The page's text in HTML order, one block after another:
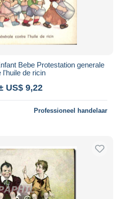
Bebe Protestation generale
l'huile de ricin
US$ 9,22
Professioneel handelaar